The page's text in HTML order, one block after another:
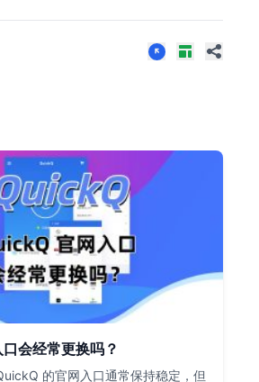
会经常更换吗？
的官网入口通常保持稳定，但